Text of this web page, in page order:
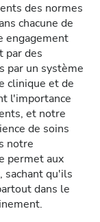
des normes
chacune de
engagement
par des
par un système
clinique et de
l'importance
et notre
de soins
notre
permet aux
sachant qu'ils
dans le